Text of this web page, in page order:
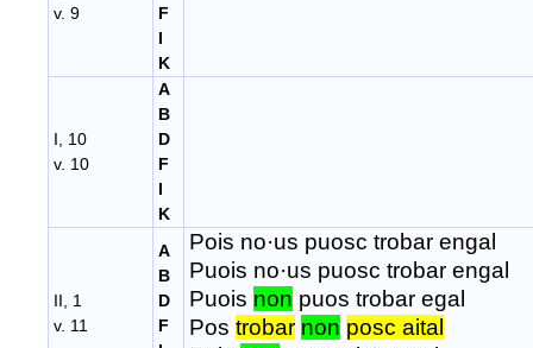
v. 9
F
I
K
I, 10
v. 10
A
B
D
F
I
K
II, 1
v. 11
A
B
D
F
Pois no·us puosc trobar engal
Puois no·us puosc trobar engal
Puois non puos trobar egal
Pos trobar non posc aital